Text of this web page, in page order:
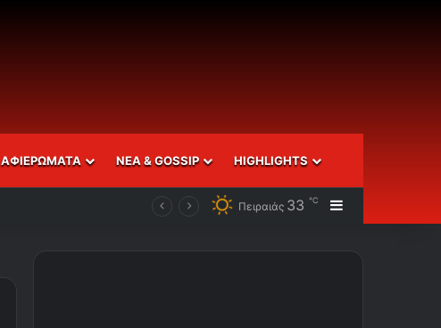
ΑΦΙΕΡΩΜΑΤΑ ΝΕΑ & GOSSIP HIGHLIGHTS
Πειραιάς 33 ℃ Sidebar